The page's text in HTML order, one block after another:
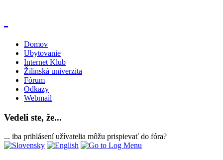
Domov
Ubytovanie
Internet Klub
Žilinská univerzita
Fórum
Odkazy
Webmail
Vedeli ste, že...
... iba prihlásení užívatelia môžu prispievať do fóra?